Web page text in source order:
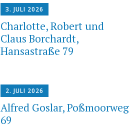
3. JULI 2026
Charlotte, Robert und
Claus Borchardt,
Hansastraße 79
2. JULI 2026
Alfred Goslar, Poßmoorweg
69